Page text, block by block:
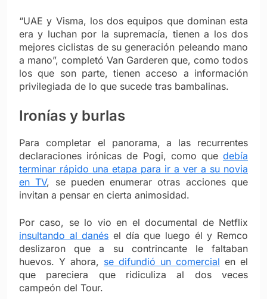
“UAE y Visma, los dos equipos que dominan esta
era y luchan por la supremacía, tienen a los dos
mejores ciclistas de su generación peleando mano
a mano”, completó Van Garderen que, como todos
los que son parte, tienen acceso a información
privilegiada de lo que sucede tras bambalinas.
Ironías y burlas
Para completar el panorama, a las recurrentes
declaraciones irónicas de Pogi, como que debía
terminar rápido una etapa para ir a ver a su novia
en TV, se pueden enumerar otras acciones que
invitan a pensar en cierta animosidad.
Por caso, se lo vio en el documental de Netflix
insultando al danés el día que luego él y Remco
deslizaron que a su contrincante le faltaban
huevos. Y ahora, se difundió un comercial en el
que pareciera que ridiculiza al dos veces
campeón del Tour.